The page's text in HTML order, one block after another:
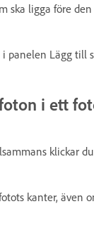
ska ligga före
panelen Lägg
i ett
klickar
kanter, även